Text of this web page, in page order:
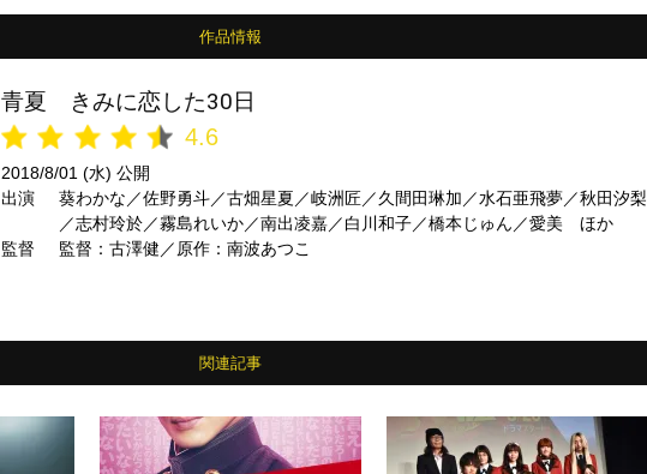
作品情報
青夏 きみに恋した30日
4.6
2018/8/01 (水) 公開
出演
葵わかな／佐野勇斗／古畑星夏／岐洲匠／久間田琳加／水石亜飛夢／秋田汐梨
／志村玲於／霧島れいか／南出凌嘉／白川和子／橋本じゅん／愛美 ほか
監督
監督：古澤健／原作：南波あつこ
関連記事